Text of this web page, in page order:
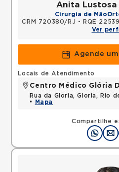
Anita Lustosa
Cirurgia de Mão
CRM 720380/RJ • RQE
Ver
Agende
Compartilhe
Locais de Atendimento
Centro Médico Glória
Rua da Gloria, Gloria, Rio
•
Mapa